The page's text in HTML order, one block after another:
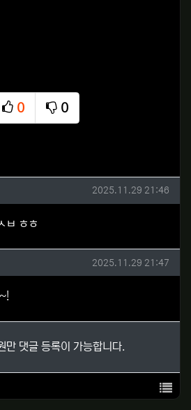
0
추천
0
비추천
글 작성일
2025.11.29 21:46
ㅂ ㅎㅎ
글 작성일
2025.11.29 21:47
만 댓글 등록이 가능합니다.
목록